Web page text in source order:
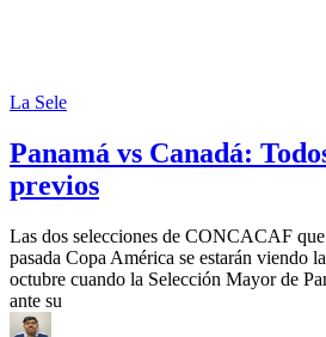
La Sele
Panamá vs Canadá:
previos
Las dos selecciones de CONCACAF
pasada Copa América se estarán viendo
octubre cuando la Selección Mayor de
ante su